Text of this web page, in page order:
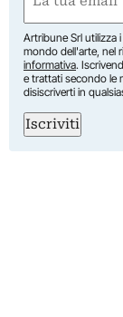
(Obbligatorio)
Artribune Srl utilizza
mondo dell'arte, nel
informativa.
e trattati secondo le
disiscriverti in
Iscriviti